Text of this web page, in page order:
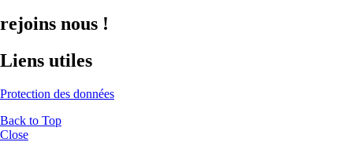
rejoins nous !
Liens utiles
Protection des données
Back to Top
Close